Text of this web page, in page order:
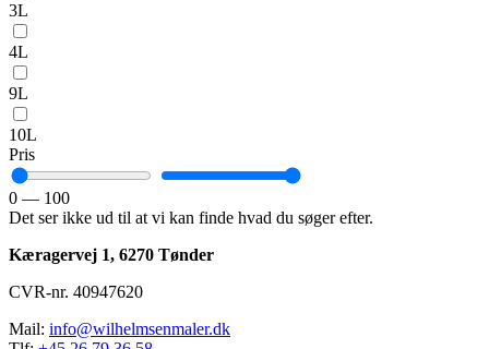
3L
4L
9L
10L
Pris
0 — 100
Det ser ikke ud til at vi kan finde hvad du søger efter.
Kæragervej 1, 6270 Tønder
CVR-nr. 40947620
Mail: info@wilhelmsenmaler.dk